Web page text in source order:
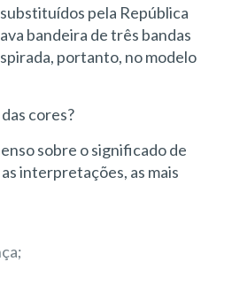
pela República
bandeira de três bandas
portanto, no modelo
cores?
sobre o significado de
interpretações, as mais